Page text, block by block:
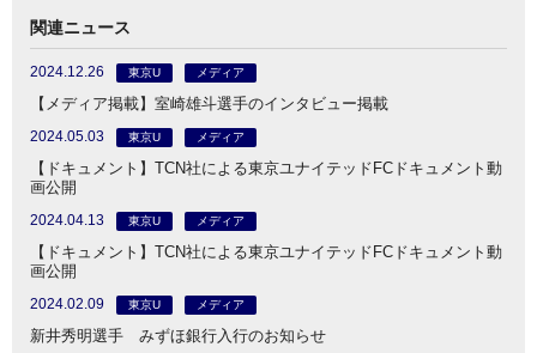
関連ニュース
2024.12.26 東京U メディア
【メディア掲載】室崎雄斗選手のインタビュー掲載
2024.05.03 東京U メディア
【ドキュメント】TCN社による東京ユナイテッドFCドキュメント動
画公開
2024.04.13 東京U メディア
【ドキュメント】TCN社による東京ユナイテッドFCドキュメント動
画公開
2024.02.09 東京U メディア
新井秀明選手 みずほ銀行入行のお知らせ